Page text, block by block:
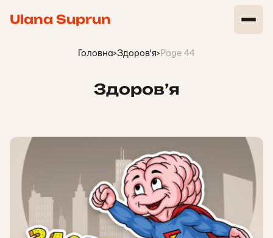
Ulana Suprun
Головна>Здоров'я> Page 44
Здоров’я